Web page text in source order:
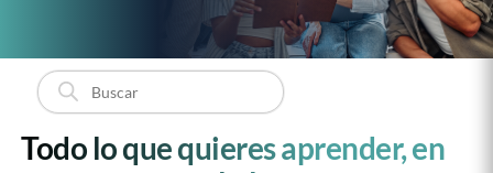
Búsqueda
de
productos
Todo lo que quieres aprender, en